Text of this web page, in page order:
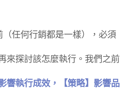
任何行銷都是一樣），必須
來探討該怎麼執行。我們之前
響執行成效，【策略】影響品